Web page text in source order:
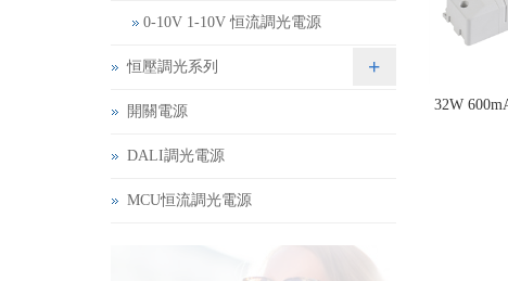
32W
0-10V 1-10V 恒流調光電源
恒壓調光系列 +
開關電源
DALI調光電源
MCU恒流調光電源